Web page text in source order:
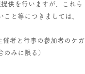
供を行いますが、これら
と等につきましては、
催者と行事の参加者のケガ
みに限る）